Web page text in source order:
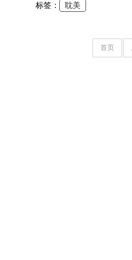
标签： 耽美
首页